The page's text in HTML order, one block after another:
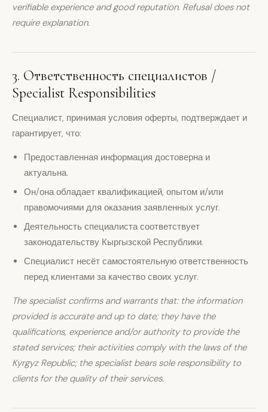
verifiable experience and good reputation. Refusal does not
require explanation.
3. Ответственность специалистов /
Specialist Responsibilities
Специалист, принимая условия оферты, подтверждает и
гарантирует, что:
Предоставленная информация достоверна и
актуальна.
Он/она обладает квалификацией, опытом и/или
правомочиями для оказания заявленных услуг.
Деятельность специалиста соответствует
законодательству Кыргызской Республики.
Специалист несёт самостоятельную ответственность
перед клиентами за качество своих услуг.
The specialist confirms and warrants that: the information
provided is accurate and up to date; they have the
qualifications, experience and/or authority to provide the
stated services; their activities comply with the laws of the
Kyrgyz Republic; the specialist bears sole responsibility to
clients for the quality of their services.